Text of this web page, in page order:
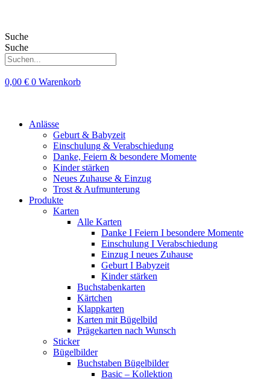
Suche
Suche
0,00 € 0 Warenkorb
Anlässe
Geburt & Babyzeit
Einschulung & Verabschiedung
Danke, Feiern & besondere Momente
Kinder stärken
Neues Zuhause & Einzug
Trost & Aufmunterung
Produkte
Karten
Alle Karten
Danke I Feiern I besondere Momente
Einschulung I Verabschiedung
Einzug I neues Zuhause
Geburt I Babyzeit
Kinder stärken
Buchstabenkarten
Kärtchen
Klappkarten
Karten mit Bügelbild
Prägekarten nach Wunsch
Sticker
Bügelbilder
Buchstaben Bügelbilder
Basic – Kollektion